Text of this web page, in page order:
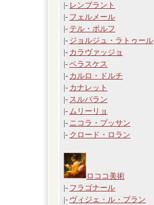
|- レンブラント
|- フェルメール
|- テル・ボルフ
|- ジョルジュ・ラトゥール
|- カラヴァッジョ
|- ベラスケス
|- カルロ・ドルチ
|- カナレット
|- スルバラン
|- ムリーリョ
|- ニコラ・プッサン
|- クロード・ロラン
ロココ美術
|- フラゴナール
|- ヴィジェ・ル・ブラン